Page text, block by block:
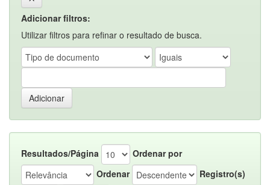
Adicionar filtros:
Utilizar filtros para refinar o resultado de busca.
Resultados/Página
Ordenar por
Ordenar
Registro(s)